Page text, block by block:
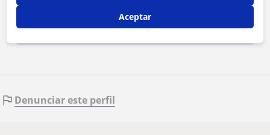
Contactar ahora
Denunciar este perfil
Aceptar